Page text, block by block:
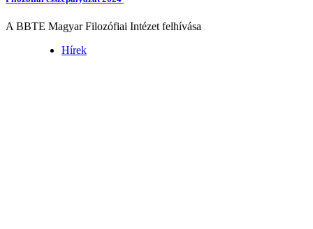
A BBTE Magyar Filozófiai Intézet felhívása
Hírek